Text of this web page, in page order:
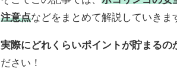
注意点などをまとめて解説していきま
実際にどれくらいポイントが貯まるの
ださい！